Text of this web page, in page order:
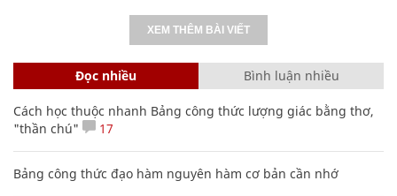
XEM THÊM BÀI VIẾT
Đọc nhiều Bình luận nhiều
Cách học thuộc nhanh Bảng công thức lượng giác bằng thơ,
"thần chú"
17
Bảng công thức đạo hàm nguyên hàm cơ bản cần nhớ